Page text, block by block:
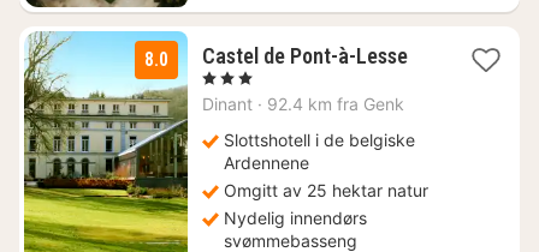
8.0 Castel de Pont-à-Lesse1
kr.
, 3 Stjerner
Dinant · 92.4 km fra Genk
Slottshotell i de belgiske
Ardennene
Omgitt av 25 hektar natur
Nydelig innendørs
svømmebasseng